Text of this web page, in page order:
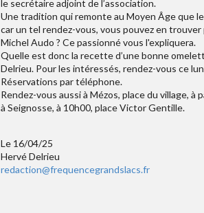
le secrétaire adjoint de l’association.
Une tradition qui remonte au Moyen Âge que
car un tel rendez-vous, vous pouvez en
Michel Audo ? Ce passionné vous l'expliquera.
Quelle est donc la recette d’une bonne
Delrieu. Pour les intéressés, rendez-vous ce
Réservations par téléphone.
Rendez-vous aussi à Mézos, place du village,
à Seignosse, à 10h00, place Victor Gentille.
Le 16/04/25
Hervé Delrieu
redaction@frequencegrandslacs.fr